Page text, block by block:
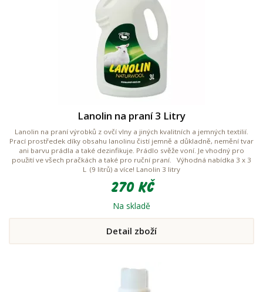
Lanolin na praní 3 Litry
Lanolin na praní výrobků z ovčí vlny a jiných kvalitních a jemných textilií.
Prací prostředek díky obsahu lanolinu čistí jemně a důkladně, nemění tvar
ani barvu prádla a také dezinfikuje. Prádlo svěže voní. Je vhodný pro
použití ve všech pračkách a také pro ruční praní. Výhodná nabídka 3 x 3
L (9 litrů) a více! Lanolin 3 litry
270 Kč
Na skladě
Detail zboží